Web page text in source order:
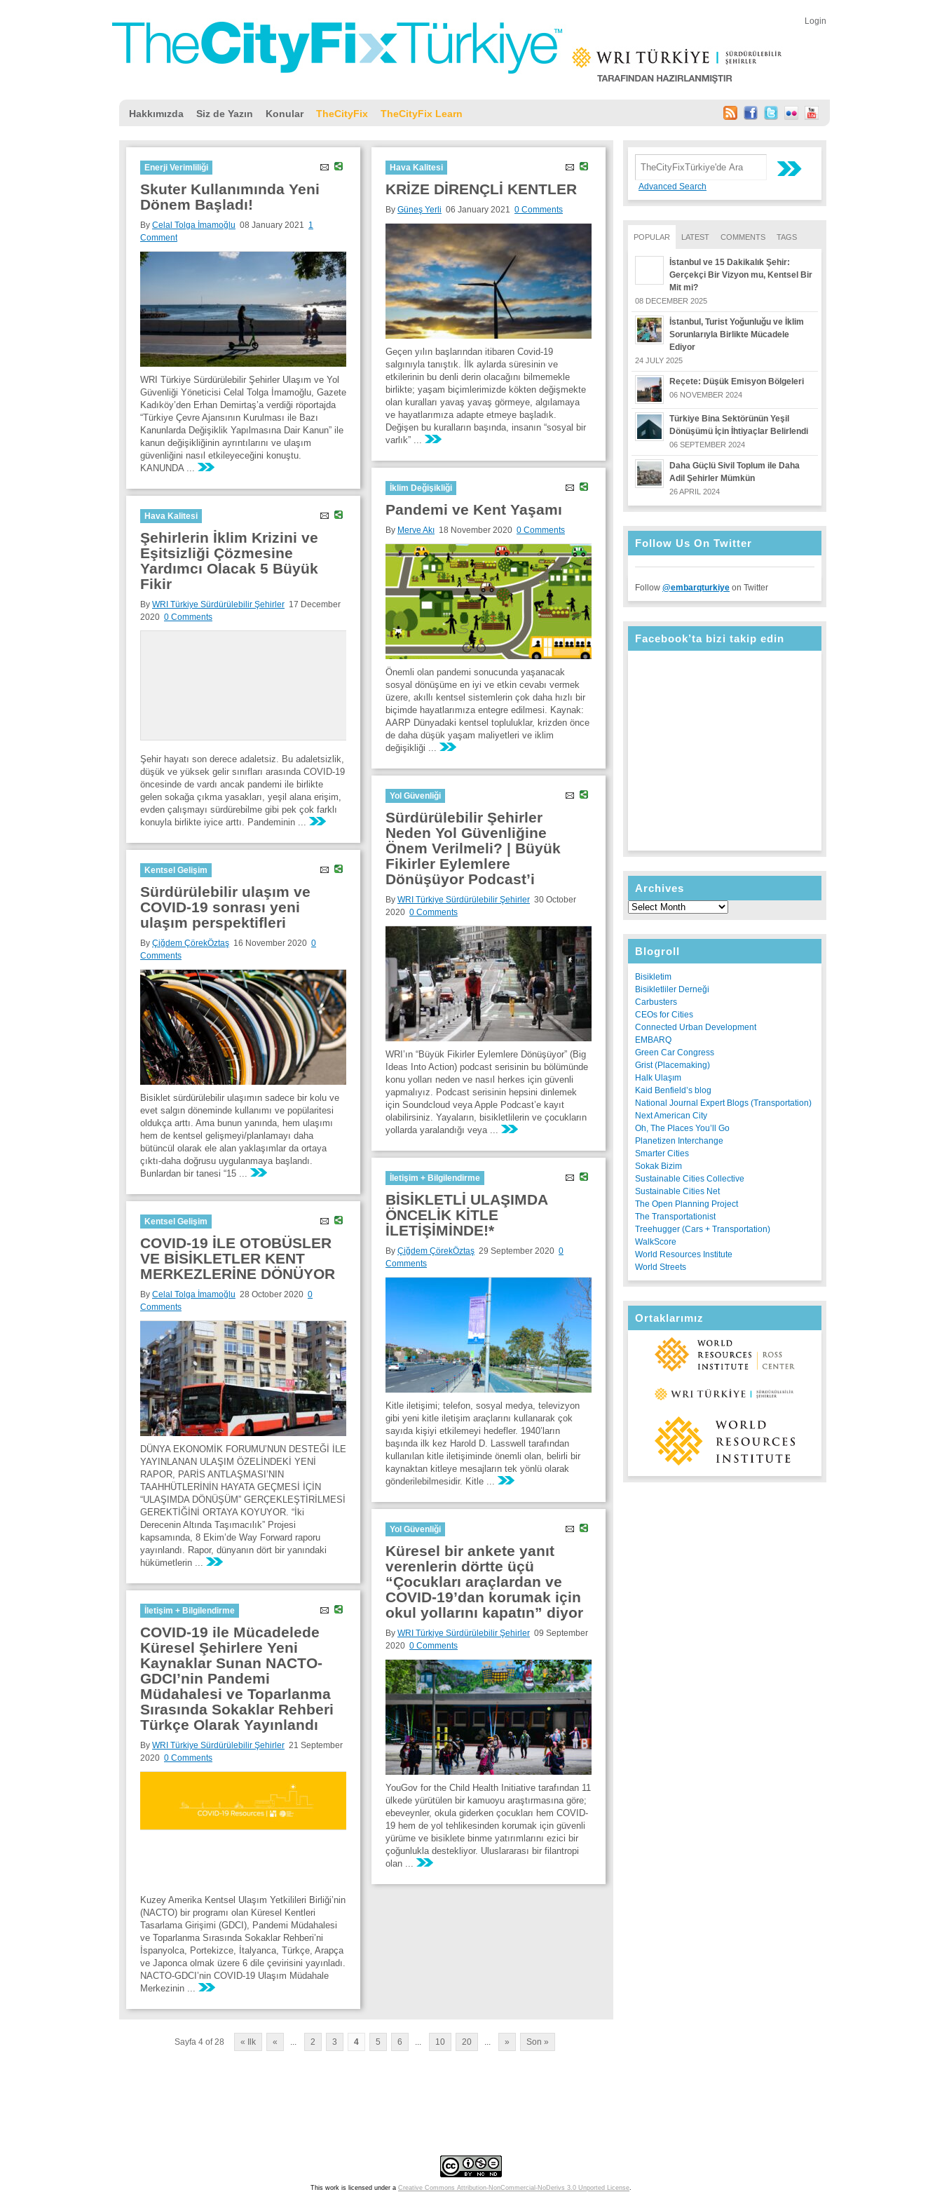
Login
Hakkımızda Siz de Yazın Konular TheCityFix TheCityFix Learn
Advanced Search
POPULAR LATEST COMMENTS TAGS
İstanbul ve 15 Dakikalık Şehir:
Gerçekçi Bir Vizyon mu, Kentsel Bir
Mit mi?
08 DECEMBER 2025
İstanbul, Turist Yoğunluğu ve İklim
Sorunlarıyla Birlikte Mücadele
Ediyor
24 JULY 2025
Reçete: Düşük Emisyon Bölgeleri
06 NOVEMBER 2024
Türkiye Bina Sektörünün Yeşil
Dönüşümü İçin İhtiyaçlar Belirlendi
06 SEPTEMBER 2024
Daha Güçlü Sivil Toplum ile Daha
Adil Şehirler Mümkün
26 APRIL 2024
Follow Us On Twitter
Follow @embarqturkiye on Twitter
Facebook’ta bizi takip edin
Archives
Blogroll
Bisikletim
Bisikletliler Derneği
Carbusters
CEOs for Cities
Connected Urban Development
EMBARQ
Green Car Congress
Grist (Placemaking)
Halk Ulaşım
Kaid Benfield’s blog
National Journal Expert Blogs (Transportation)
Next American City
Oh, The Places You’ll Go
Planetizen Interchange
Smarter Cities
Sokak Bizim
Sustainable Cities Collective
Sustainable Cities Net
The Open Planning Project
The Transportationist
Treehugger (Cars + Transportation)
WalkScore
World Resources Institute
World Streets
Ortaklarımız
Enerji Verimliliği
Skuter Kullanımında Yeni
Dönem Başladı!
By Celal Tolga İmamoğlu 08 January 2021 1
Comment
WRI Türkiye Sürdürülebilir Şehirler Ulaşım ve Yol
Güvenliği Yöneticisi Celal Tolga İmamoğlu, Gazete
Kadıköy’den Erhan Demirtaş’a verdiği röportajda
“Türkiye Çevre Ajansının Kurulması ile Bazı
Kanunlarda Değişiklik Yapılmasına Dair Kanun” ile
kanun değişikliğinin ayrıntılarını ve ulaşım
güvenliğini nasıl etkileyeceğini konuştu.
KANUNDA ...
Hava Kalitesi
Şehirlerin İklim Krizini ve
Eşitsizliği Çözmesine
Yardımcı Olacak 5 Büyük
Fikir
By WRI Türkiye Sürdürülebilir Şehirler 17 December
2020 0 Comments
Şehir hayatı son derece adaletsiz. Bu adaletsizlik,
düşük ve yüksek gelir sınıfları arasında COVID-19
öncesinde de vardı ancak pandemi ile birlikte
gelen sokağa çıkma yasakları, yeşil alana erişim,
evden çalışmayı sürdürebilme gibi pek çok farklı
konuyla birlikte iyice arttı. Pandeminin ...
Kentsel Gelişim
Sürdürülebilir ulaşım ve
COVID-19 sonrası yeni
ulaşım perspektifleri
By Çiğdem ÇörekÖztaş 16 November 2020 0
Comments
Bisiklet sürdürülebilir ulaşımın sadece bir kolu ve
evet salgın döneminde kullanımı ve popülaritesi
oldukça arttı. Ama bunun yanında, hem ulaşımı
hem de kentsel gelişmeyi/planlamayı daha
bütüncül olarak ele alan yaklaşımlar da ortaya
çıktı-daha doğrusu uygulanmaya başlandı.
Bunlardan bir tanesi “15 ...
Kentsel Gelişim
COVID-19 İLE OTOBÜSLER
VE BİSİKLETLER KENT
MERKEZLERİNE DÖNÜYOR
By Celal Tolga İmamoğlu 28 October 2020 0
Comments
DÜNYA EKONOMİK FORUMU’NUN DESTEĞİ İLE
YAYINLANAN ULAŞIM ÖZELİNDEKİ YENİ
RAPOR, PARİS ANTLAŞMASI’NIN
TAAHHÜTLERİNİN HAYATA GEÇMESİ İÇİN
“ULAŞIMDA DÖNÜŞÜM” GERÇEKLEŞTİRİLMESİ
GEREKTİĞİNİ ORTAYA KOYUYOR. “İki
Derecenin Altında Taşımacılık” Projesi
kapsamında, 8 Ekim’de Way Forward raporu
yayınlandı. Rapor, dünyanın dört bir yanındaki
hükümetlerin ...
İletişim + Bilgilendirme
COVID-19 ile Mücadelede
Küresel Şehirlere Yeni
Kaynaklar Sunan NACTO-
GDCI’nin Pandemi
Müdahalesi ve Toparlanma
Sırasında Sokaklar Rehberi
Türkçe Olarak Yayınlandı
By WRI Türkiye Sürdürülebilir Şehirler 21 September
2020 0 Comments
Kuzey Amerika Kentsel Ulaşım Yetkilileri Birliği’nin
(NACTO) bir programı olan Küresel Kentleri
Tasarlama Girişimi (GDCI), Pandemi Müdahalesi
ve Toparlanma Sırasında Sokaklar Rehberi’ni
İspanyolca, Portekizce, İtalyanca, Türkçe, Arapça
ve Japonca olmak üzere 6 dile çevirisini yayınladı.
NACTO-GDCI’nin COVID-19 Ulaşım Müdahale
Merkezinin ...
Hava Kalitesi
KRİZE DİRENÇLİ KENTLER
By Güneş Yerli 06 January 2021 0 Comments
Geçen yılın başlarından itibaren Covid-19
salgınıyla tanıştık. İlk aylarda süresinin ve
etkilerinin bu denli derin olacağını bilmemekle
birlikte; yaşam biçimlerimizde kökten değişmekte
olan kuralları yavaş yavaş görmeye, algılamaya
ve hayatlarımıza adapte etmeye başladık.
Değişen bu kuralların başında, insanın “sosyal bir
varlık” ...
İklim Değişikliği
Pandemi ve Kent Yaşamı
By Merve Akı 18 November 2020 0 Comments
Önemli olan pandemi sonucunda yaşanacak
sosyal dönüşüme en iyi ve etkin cevabı vermek
üzere, akıllı kentsel sistemlerin çok daha hızlı bir
biçimde hayatlarımıza entegre edilmesi. Kaynak:
AARP Dünyadaki kentsel topluluklar, krizden önce
de daha düşük yaşam maliyetleri ve iklim
değişikliği ...
Yol Güvenliği
Sürdürülebilir Şehirler
Neden Yol Güvenliğine
Önem Verilmeli? | Büyük
Fikirler Eylemlere
Dönüşüyor Podcast’i
By WRI Türkiye Sürdürülebilir Şehirler 30 October
2020 0 Comments
WRI’ın “Büyük Fikirler Eylemlere Dönüşüyor” (Big
Ideas Into Action) podcast serisinin bu bölümünde
konu yolları neden ve nasıl herkes için güvenli
yapmalıyız. Podcast serisinin hepsini dinlemek
için Soundcloud veya Apple Podcast’e kayıt
olabilirsiniz. Yayaların, bisikletlilerin ve çocukların
yollarda yaralandığı veya ...
İletişim + Bilgilendirme
BİSİKLETLİ ULAŞIMDA
ÖNCELİK KİTLE
İLETİŞİMİNDE!*
By Çiğdem ÇörekÖztaş 29 September 2020 0
Comments
Kitle iletişimi; telefon, sosyal medya, televizyon
gibi yeni kitle iletişim araçlarını kullanarak çok
sayıda kişiyi etkilemeyi hedefler. 1940’ların
başında ilk kez Harold D. Lasswell tarafından
kullanılan kitle iletişiminde önemli olan, belirli bir
kaynaktan kitleye mesajların tek yönlü olarak
gönderilebilmesidir. Kitle ...
Yol Güvenliği
Küresel bir ankete yanıt
verenlerin dörtte üçü
“Çocukları araçlardan ve
COVID-19’dan korumak için
okul yollarını kapatın” diyor
By WRI Türkiye Sürdürülebilir Şehirler 09 September
2020 0 Comments
YouGov for the Child Health Initiative tarafından 11
ülkede yürütülen bir kamuoyu araştırmasına göre;
ebeveynler, okula giderken çocukları hem COVID-
19 hem de yol tehlikesinden korumak için güvenli
yürüme ve bisiklete binme yatırımlarını ezici bir
çoğunlukla destekliyor. Uluslararası bir filantropi
olan ...
Sayfa 4 of 28 « Ilk « ... 2 3 4 5 6 ... 10 20 ... » Son »
This work is licensed under a Creative Commons Attribution-NonCommercial-NoDerivs 3.0 Unported License.